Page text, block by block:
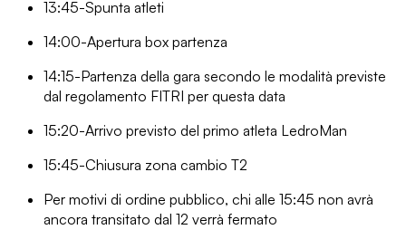
13:45-Spunta atleti
14:00-Apertura box partenza
14:15-Partenza della gara secondo le modalità previste
dal regolamento FITRI per questa data
15:20-Arrivo previsto del primo atleta LedroMan
15:45-Chiusura zona cambio T2
Per motivi di ordine pubblico, chi alle 15:45 non avrà
ancora transitato dal 12 verrà fermato